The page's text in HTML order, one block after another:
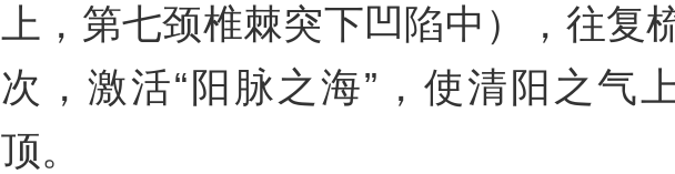
上，第七颈椎棘突下凹陷中），往复
次，激活“阳脉之海”，使清阳之气
顶。